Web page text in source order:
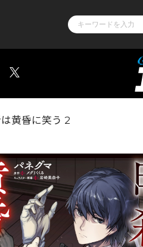
トノベル
ュノベルス
ゲーム
オーバーラップノベルス
ククリエ リキューレ
黄昏に笑う 2